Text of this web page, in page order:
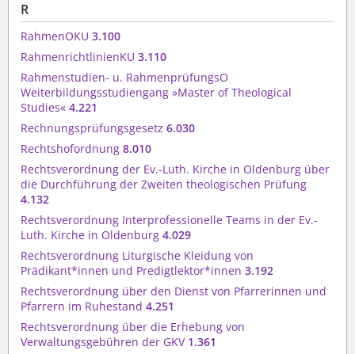
R
RahmenOKU 3.100
RahmenrichtlinienKU 3.110
Rahmenstudien- u. RahmenprüfungsO
Weiterbildungsstudiengang »Master of Theological
Studies« 4.221
Rechnungsprüfungsgesetz 6.030
Rechtshofordnung 8.010
Rechtsverordnung der Ev.-Luth. Kirche in Oldenburg über
die Durchführung der Zweiten theologischen Prüfung
4.132
Rechtsverordnung Interprofessionelle Teams in der Ev.-
Luth. Kirche in Oldenburg 4.029
Rechtsverordnung Liturgische Kleidung von
Prädikant*innen und Predigtlektor*innen 3.192
Rechtsverordnung über den Dienst von Pfarrerinnen und
Pfarrern im Ruhestand 4.251
Rechtsverordnung über die Erhebung von
Verwaltungsgebühren der GKV 1.361